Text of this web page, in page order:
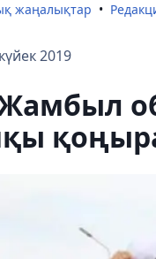
жаңалықтар
2019